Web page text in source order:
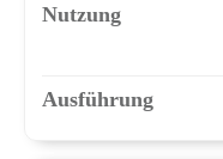
Nutzung
Ausführung